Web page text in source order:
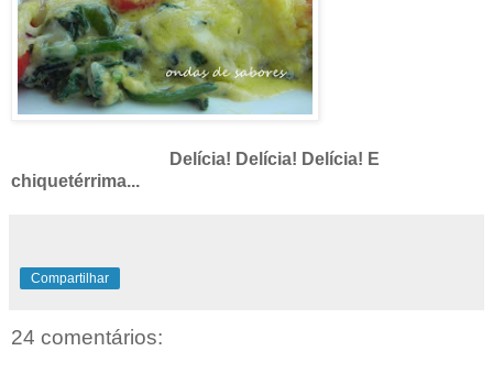
Delícia! Delícia! Delícia! E
chiquetérrima...
Compartilhar
24 comentários: